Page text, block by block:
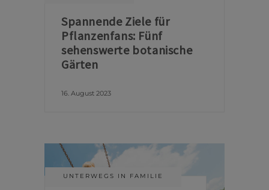
Spannende Ziele für
Pflanzenfans: Fünf
sehenswerte botanische
Gärten
16. August 2023
UNTERWEGS IN FAMILIE